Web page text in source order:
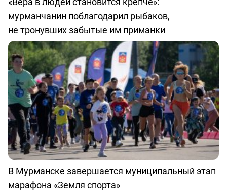
мурманчанин поблагодарил рыбаков,
не тронувших забытые им приманки
В Мурманске завершается муниципальный этап
марафона «Земля спорта»